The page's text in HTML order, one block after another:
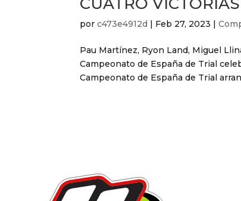
porc473e4912d | Feb 27, 2023 |
Pau Martínez, Ryon Land, Miguel
Campeonato de España de Trial
Campeonato de España de Trial